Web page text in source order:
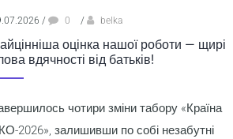
/ 0 / belka
оцінка нашої роботи — щирі
вдячності від батьків!
чотири зміни табору «Країна
2026», залишивши по собі незабутні